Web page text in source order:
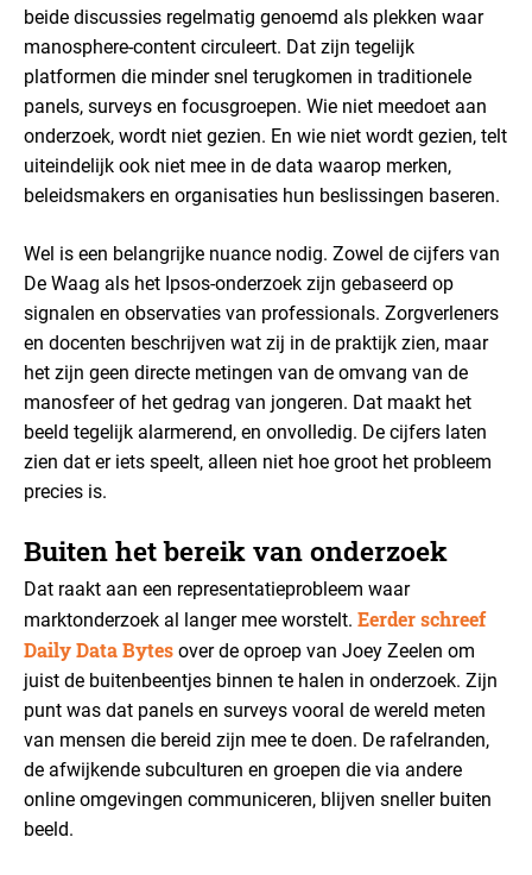
beide discussies regelmatig genoemd als plekken waar
manosphere-content circuleert. Dat zijn tegelijk
platformen die minder snel terugkomen in traditionele
panels, surveys en focusgroepen. Wie niet meedoet aan
onderzoek, wordt niet gezien. En wie niet wordt gezien, telt
uiteindelijk ook niet mee in de data waarop merken,
beleidsmakers en organisaties hun beslissingen baseren.
Wel is een belangrijke nuance nodig. Zowel de cijfers van
De Waag als het Ipsos-onderzoek zijn gebaseerd op
signalen en observaties van professionals. Zorgverleners
en docenten beschrijven wat zij in de praktijk zien, maar
het zijn geen directe metingen van de omvang van de
manosfeer of het gedrag van jongeren. Dat maakt het
beeld tegelijk alarmerend, en onvolledig. De cijfers laten
zien dat er iets speelt, alleen niet hoe groot het probleem
precies is.
Buiten het bereik van onderzoek
Dat raakt aan een representatieprobleem waar
marktonderzoek al langer mee worstelt. Eerder schreef
Daily Data Bytes over de oproep van Joey Zeelen om
juist de buitenbeentjes binnen te halen in onderzoek. Zijn
punt was dat panels en surveys vooral de wereld meten
van mensen die bereid zijn mee te doen. De rafelranden,
de afwijkende subculturen en groepen die via andere
online omgevingen communiceren, blijven sneller buiten
beeld.